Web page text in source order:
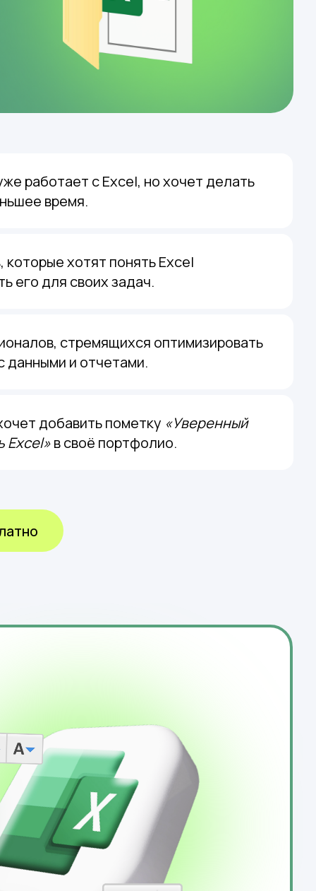
работает с Excel, но хочет делать
время.
которые хотят понять Excel
его для своих задач.
стремящихся оптимизировать
данными и отчетами.
добавить пометку «Уверенный
Excel»в своё портфолио.